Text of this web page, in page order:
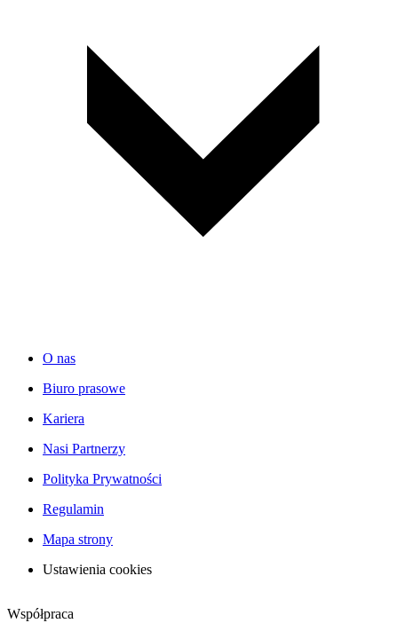
O nas
Biuro prasowe
Kariera
Nasi Partnerzy
Polityka Prywatności
Regulamin
Mapa strony
Ustawienia cookies
Współpraca